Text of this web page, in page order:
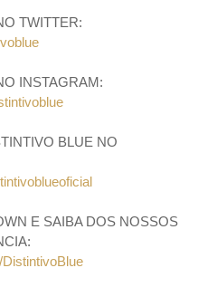
TWITTER:
INSTAGRAM:
BLUE NO
E SAIBA DOS NOSSOS